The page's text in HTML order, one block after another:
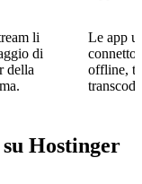
li
di
della
Le app
offline,
Hostinger